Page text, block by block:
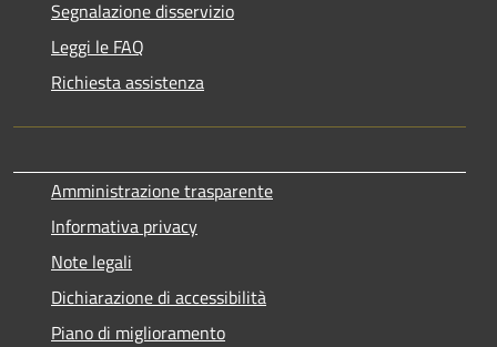
Segnalazione disservizio
Leggi le FAQ
Richiesta assistenza
Amministrazione trasparente
Informativa privacy
Note legali
Dichiarazione di accessibilità
Piano di miglioramento